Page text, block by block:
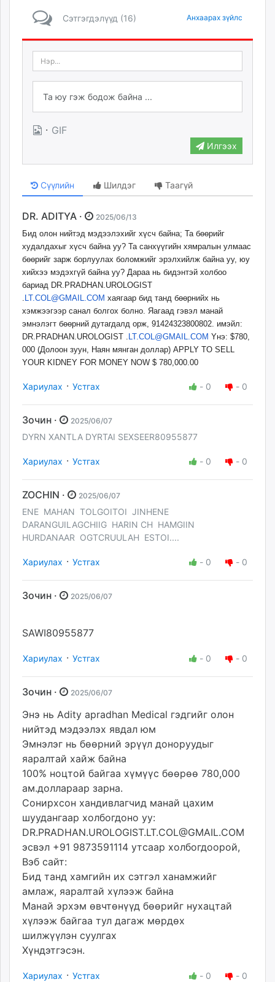
Сэтгэгдэлүүд (16) Анхаарах зүйлс
· GIF
Илгээх
Сүүлийн Шилдэг Таагүй
DR. ADITYA ·
2025/06/13
Бид олон нийтэд мэдээлэхийг хүсч байна; Та бөөрийг
худалдахыг хүсч байна уу? Та санхүүгийн хямралын улмаас
бөөрийг зарж борлуулах боломжийг эрэлхийлж байна уу, юу
хийхээ мэдэхгүй байна уу? Дараа нь бидэнтэй холбоо
бариад DR.PRADHAN.UROLOGIST
LT.COL@GMAIL.COM хаягаар бид танд бөөрнийх нь
хэмжээгээр санал болгох болно. Яагаад гэвэл манай
эмнэлэгт бөөрний дутагдалд орж, 91424323800802. имэйл:
DR.PRADHAN.UROLOGIST . LT.COL@GMAIL.COM Yнэ: $780,
000 (Долоон зуун, Наян мянган доллар) APPLY TO SELL
YOUR KIDNEY FOR MONEY NOW $ 780,000.00
Хариулах · Устгах - 0 - 0
Зочин · 2025/06/07
DYRN XANTLA DYRTAI SEXSEER80955877
Хариулах · Устгах - 0 - 0
ZOCHIN · 2025/06/07
ENE MAHAN TOLGOITOI JINHENE
DARANGUILAGCHIIG HARIN CH HAMGIIN
HURDANAAR OGTCRUULAH ESTOI....
Хариулах · Устгах - 0 - 0
Зочин · 2025/06/07
SAWI80955877
Хариулах · Устгах - 0 - 0
Зочин · 2025/06/07
Энэ нь Adity apradhan Medical гэдгийг олон
нийтэд мэдээлэх явдал юм
Эмнэлэг нь бөөрний эрүүл доноруудыг
яаралтай хайж байна
100% ноцтой байгаа хүмүүс бөөрөө 780,000
ам.доллараар зарна.
Сонирхсон хандивлагчид манай цахим
шуудангаар холбогдоно уу:
DR.PRADHAN.UROLOGIST.LT.COL@GMAIL.COM
эсвэл +91 9873591114 утсаар холбогдоорой,
Вэб сайт:
Бид танд хамгийн их сэтгэл ханамжийг
амлаж, яаралтай хүлээж байна
Манай эрхэм өвчтөнүүд бөөрийг нухацтай
хүлээж байгаа тул дагаж мөрдөх
шилжүүлэн суулгах
Хүндэтгэсэн.
Хариулах · Устгах - 0 - 0